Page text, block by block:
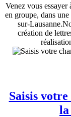
Venez vous
en groupe, dans
sur-
création de
Saisis